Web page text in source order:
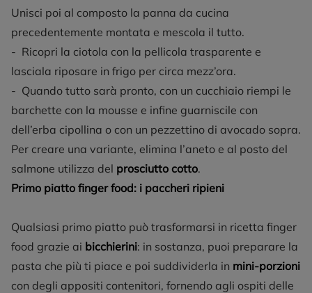
Unisci poi al composto la panna da cucina
precedentemente montata e mescola il tutto.
- Ricopri la ciotola con la pellicola trasparente e
lasciala riposare in frigo per circa mezz’ora.
- Quando tutto sarà pronto, con un cucchiaio riempi le
barchette con la mousse e infine guarniscile con
dell’erba cipollina o con un pezzettino di avocado sopra.
Per creare una variante, elimina l’aneto e al posto del
salmone utilizza del prosciutto cotto.
Primo piatto finger food: i paccheri ripieni
Qualsiasi primo piatto può trasformarsi in ricetta finger
food grazie ai bicchierini: in sostanza, puoi preparare la
pasta che più ti piace e poi suddividerla in mini-porzioni
con degli appositi contenitori, fornendo agli ospiti delle